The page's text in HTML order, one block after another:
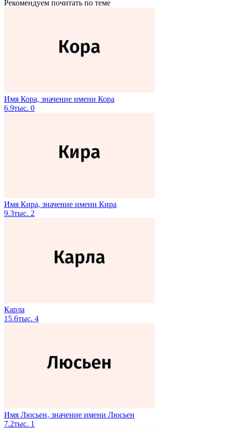
Рекомендуем почитать по теме
Имя Кора, значение имени Кора
6.9тыс. 0
Имя Кира, значение имени Кира
9.3тыс. 2
Карла
15.6тыс. 4
Имя Люсьен, значение имени Люсьен
7.2тыс. 1